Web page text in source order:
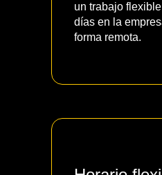
un trabajo
días en la
forma remota.